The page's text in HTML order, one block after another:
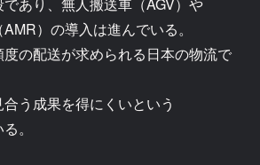
あり、無人搬送車（AGV）や
）の導入は進んでいる。
の配送が求められる日本の物流で
う成果を得にくいという
。